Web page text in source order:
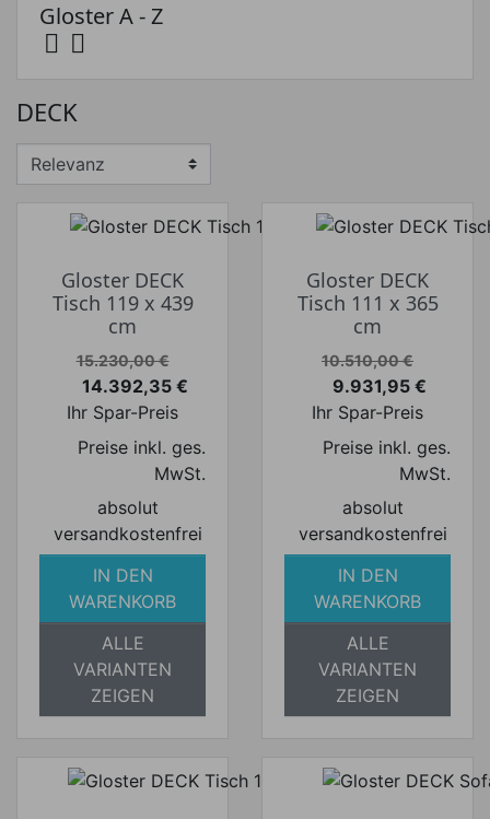
Preis von
Gloster A - Z
 
DECK
Gloster DECK
Tisch 119 x 439
cm
Verkaufspreis
15.230,00 €
Preis
14.392,35 €
Ihr Spar-Preis
Preise inkl. ges.
MwSt.
absolut
versandkostenfrei
IN DEN
WARENKORB
ALLE
VARIANTEN
ZEIGEN
Gloster DECK
Tisch 111 x 365
cm
Verkaufspreis
10.510,00 €
Preis
9.931,95 €
Ihr Spar-Preis
Preise inkl. ges.
MwSt.
absolut
versandkostenfrei
IN DEN
WARENKORB
ALLE
VARIANTEN
ZEIGEN